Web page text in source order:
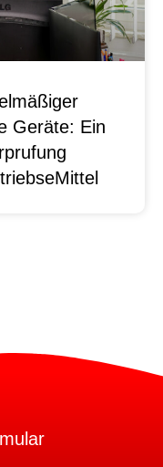
Geräte: Ein